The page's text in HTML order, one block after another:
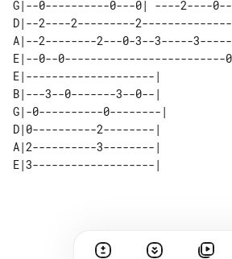
G|--0----------0---0| ----2----
D|--2----2---------
A|--2--------2---0-3--3-----
E|--0--0-------------------------
E|--------------------|
B|---3--0-------3--0--|
G|-0----------0--------|
D|0----------2--------|
A|2----------3--------|